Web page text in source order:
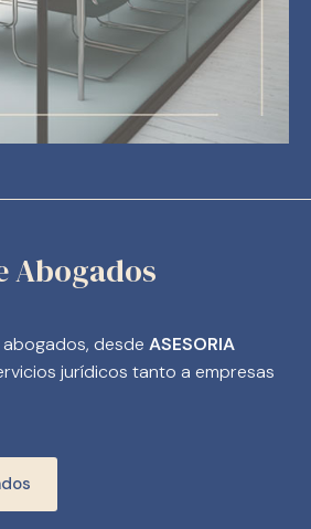
Abogados
desde ASESORIA
jurídicos tanto a empresas